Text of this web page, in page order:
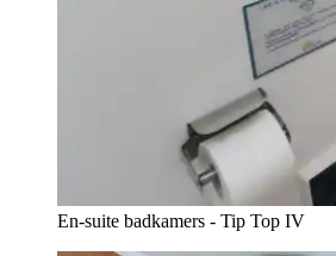
En-suite badkamers - Tip Top IV